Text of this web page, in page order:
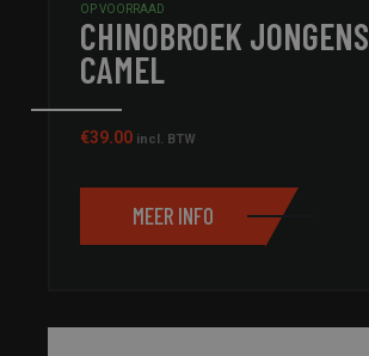
OP VOORRAAD
CHINOBROEK JONGENS
CAMEL
€39.00 incl. BTW
MEER INFO